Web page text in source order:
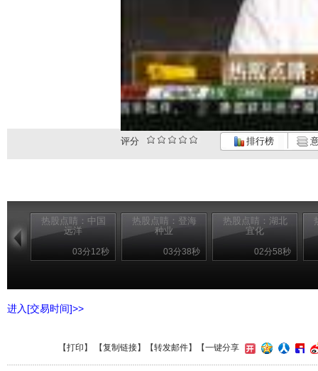
评分 排行榜
热股点睛：中国
远洋
03分12秒
热股点睛：登海
种业
03分38秒
热股点睛：湖北
宜化
02分58秒
进入[交易时间]>>
【打印 】 【复制链接】【转发邮件】 【一键分享